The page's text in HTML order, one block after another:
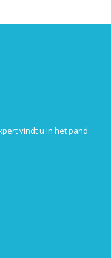
vindt u in het pand